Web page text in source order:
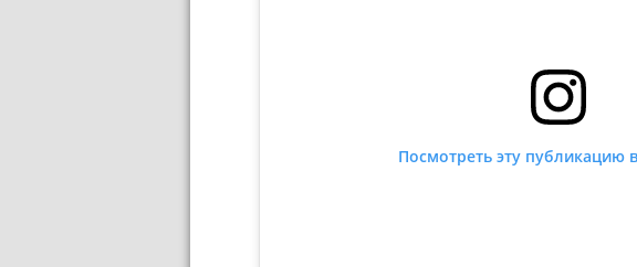
Посмотреть эту публикацию